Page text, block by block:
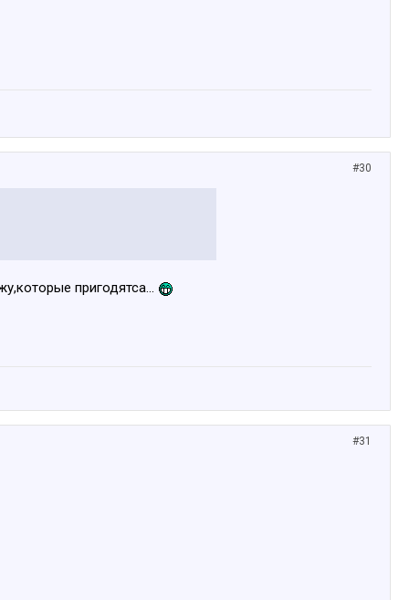
#30
пригодятса...
#31